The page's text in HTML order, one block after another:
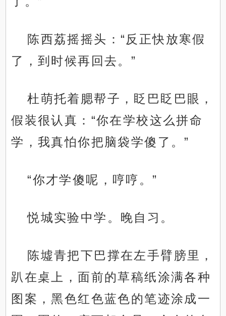
陈西荔摇摇头：“反正快放寒假
了，到时候再回去。”
杜萌托着腮帮子，眨巴眨巴眼，
假装很认真：“你在学校这么拼命
学，我真怕你把脑袋学傻了。”
“你才学傻呢，哼哼。”
悦城实验中学。晚自习。
陈墟青把下巴撑在左手臂膀里，
趴在桌上，面前的草稿纸涂满各种
图案，黑色红色蓝色的笔迹涂成一